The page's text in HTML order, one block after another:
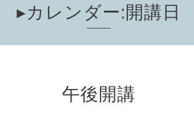
▸カレンダー:開講日
午後開講